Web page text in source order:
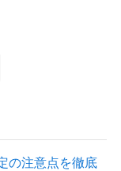
の注意点を徹底